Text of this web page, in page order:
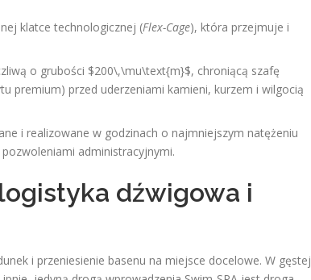
klatce technologicznej (Flex-Cage), która przejmuje i
o grubości $200\,\mu\text{m}$, chroniącą szafę
premium) przed uderzeniami kamieni, kurzem i wilgocią
i realizowane w godzinach o najmniejszym natężeniu
administracyjnymi.
dźwigowa i
i przeniesienie basenu na miejsce docelowe. W gęstej